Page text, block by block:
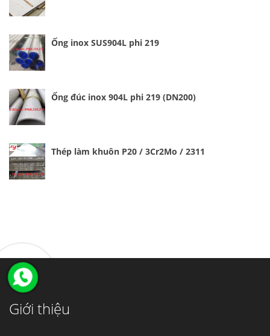
Ống inox SUS904L phi 219
Ống đúc inox 904L phi 219 (DN200)
Thép làm khuôn P20 / 3Cr2Mo / 2311
Giới thiệu